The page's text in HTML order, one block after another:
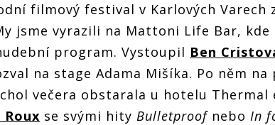
filmový festival v Karlových Varech
jsme vyrazili na Mattoni Life Bar, kde
program. Vystoupil Ben
na stage Adama Mišíka. Po něm
večera obstarala u hotelu Thermal
Roux se svými hity Bulletproofnebo In